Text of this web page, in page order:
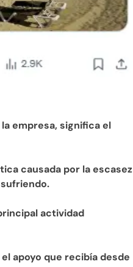
empresa, significa el
causada por la escasez
actividad
apoyo que recibía desde